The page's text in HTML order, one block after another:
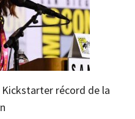
Kickstarter récord de la